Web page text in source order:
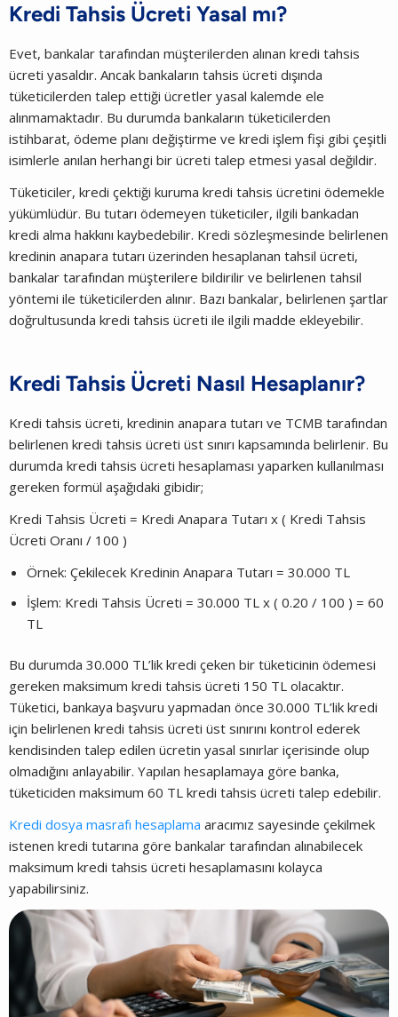
Kredi Tahsis Ücreti Yasal mı?
Evet, bankalar tarafından müşterilerden alınan kredi tahsis
ücreti yasaldır. Ancak bankaların tahsis ücreti dışında
tüketicilerden talep ettiği ücretler yasal kalemde ele
alınmamaktadır. Bu durumda bankaların tüketicilerden
istihbarat, ödeme planı değiştirme ve kredi işlem fişi gibi çeşitli
isimlerle anılan herhangi bir ücreti talep etmesi yasal değildir.
Tüketiciler, kredi çektiği kuruma kredi tahsis ücretini ödemekle
yükümlüdür. Bu tutarı ödemeyen tüketiciler, ilgili bankadan
kredi alma hakkını kaybedebilir. Kredi sözleşmesinde belirlenen
kredinin anapara tutarı üzerinden hesaplanan tahsil ücreti,
bankalar tarafından müşterilere bildirilir ve belirlenen tahsil
yöntemi ile tüketicilerden alınır. Bazı bankalar, belirlenen şartlar
doğrultusunda kredi tahsis ücreti ile ilgili madde ekleyebilir.
Kredi Tahsis Ücreti Nasıl Hesaplanır?
Kredi tahsis ücreti, kredinin anapara tutarı ve TCMB tarafından
belirlenen kredi tahsis ücreti üst sınırı kapsamında belirlenir. Bu
durumda kredi tahsis ücreti hesaplaması yaparken kullanılması
gereken formül aşağıdaki gibidir;
Kredi Tahsis Ücreti = Kredi Anapara Tutarı x ( Kredi Tahsis
Ücreti Oranı / 100 )
Örnek: Çekilecek Kredinin Anapara Tutarı = 30.000 TL
İşlem: Kredi Tahsis Ücreti = 30.000 TL x ( 0.20 / 100 ) = 60
TL
Bu durumda 30.000 TL’lik kredi çeken bir tüketicinin ödemesi
gereken maksimum kredi tahsis ücreti 150 TL olacaktır.
Tüketici, bankaya başvuru yapmadan önce 30.000 TL’lik kredi
için belirlenen kredi tahsis ücreti üst sınırını kontrol ederek
kendisinden talep edilen ücretin yasal sınırlar içerisinde olup
olmadığını anlayabilir. Yapılan hesaplamaya göre banka,
tüketiciden maksimum 60 TL kredi tahsis ücreti talep edebilir.
Kredi dosya masrafı hesaplama aracımız sayesinde çekilmek
istenen kredi tutarına göre bankalar tarafından alınabilecek
maksimum kredi tahsis ücreti hesaplamasını kolayca
yapabilirsiniz.